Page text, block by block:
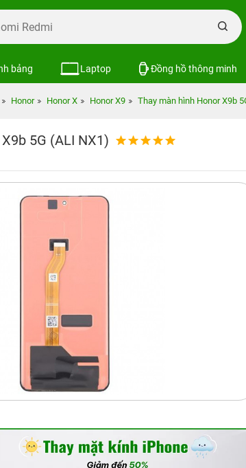
bảng Laptop Đồng hồ thông minh
Honor Honor X Honor X9 Thay màn hình Honor X9b
5G (ALI NX1)